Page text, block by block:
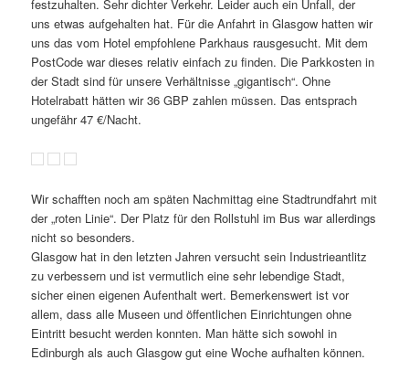
festzuhalten. Sehr dichter Verkehr. Leider auch ein Unfall, der
uns etwas aufgehalten hat. Für die Anfahrt in Glasgow hatten wir
uns das vom Hotel empfohlene Parkhaus rausgesucht. Mit dem
PostCode war dieses relativ einfach zu finden. Die Parkkosten in
der Stadt sind für unsere Verhältnisse „gigantisch“. Ohne
Hotelrabatt hätten wir 36 GBP zahlen müssen. Das entsprach
ungefähr 47 €/Nacht.
Wir schafften noch am späten Nachmittag eine Stadtrundfahrt mit
der „roten Linie“. Der Platz für den Rollstuhl im Bus war allerdings
nicht so besonders.
Glasgow hat in den letzten Jahren versucht sein Industrieantlitz
zu verbessern und ist vermutlich eine sehr lebendige Stadt,
sicher einen eigenen Aufenthalt wert. Bemerkenswert ist vor
allem, dass alle Museen und öffentlichen Einrichtungen ohne
Eintritt besucht werden konnten. Man hätte sich sowohl in
Edinburgh als auch Glasgow gut eine Woche aufhalten können.